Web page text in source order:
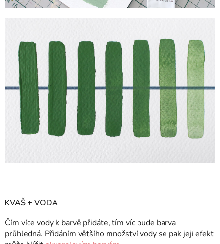
KVAŠ + VODA
Čím více vody k barvě přidáte, tím víc bude barva
průhledná. Přidáním většího množství vody se pak její efekt